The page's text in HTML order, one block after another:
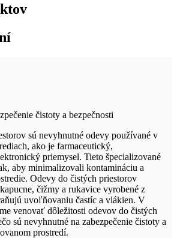
čistoty a bezpečnosti
sú nevyhnutné odevy používané v
ako je farmaceutický,
priemysel. Tieto špecializované
aby minimalizovali kontamináciu a
Odevy do čistých priestorov
čižmy a rukavice vyrobené z
uvoľňovaniu častíc a vlákien. V
venovať dôležitosti odevov do čistých
sú nevyhnutné na zabezpečenie čistoty a
prostredí.